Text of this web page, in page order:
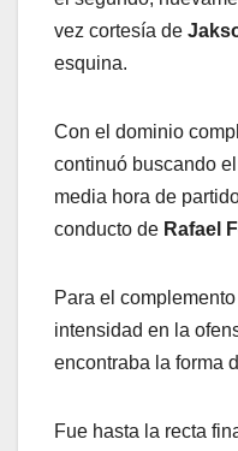
vez cortesía de
esquina.
Con el dominio
continuó buscando
media hora de
conducto de Rafael
Para el
intensidad en la
encontraba la forma
Fue hasta la recta